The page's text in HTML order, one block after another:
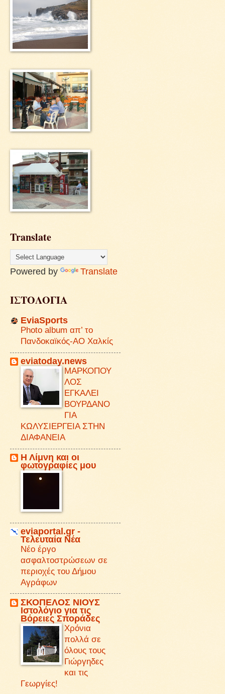
Translate
Powered by Translate
ΙΣΤΟΛΟΓΙΑ
EviaSports
Photo album απ’ το
Πανδοκαϊκός-ΑΟ Χαλκίς
eviatoday.news
ΜΑΡΚΟΠΟΥ
ΛΟΣ
ΕΓΚΑΛΕΙ
ΒΟΥΡΔΑΝΟ
ΓΙΑ
ΚΩΛΥΣΙΕΡΓΕΙΑ ΣΤΗΝ
ΔΙΑΦΑΝΕΙΑ
Η Λίμνη και οι
φωτογραφίες μου
eviaportal.gr -
Τελευταία Νέα
Νέο έργο
ασφαλτοστρώσεων σε
περιοχές του Δήμου
Αγράφων
ΣΚΟΠΕΛΟΣ ΝΙΟΥΣ
Iστολόγιο για τις
Βόρειες Σποράδες
Χρόνια
πολλά σε
όλους τους
Γιώργηδες
και τις
Γεωργίες!